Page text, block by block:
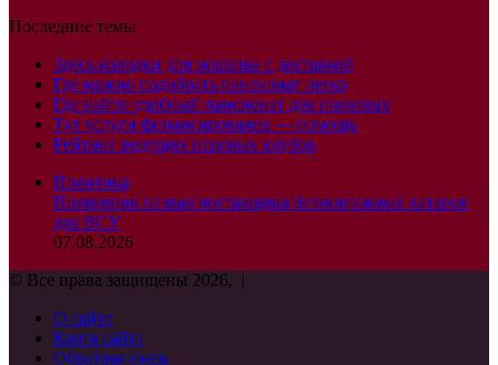
Последние темы
Здесь колодки для машины с доставкой
Где можно подобрать пансионат легко
Где найти удобный пансионат для пожилых
Тут услуги финансирования — помощь
Рейтинг ведущих игровых клубов
Политика
Полковник назвал поставщика безэкипажных катеров
для ВСУ
07.08.2026
© Все права защищены 2026, |
О сайте
Карта сайта
Обратная связь